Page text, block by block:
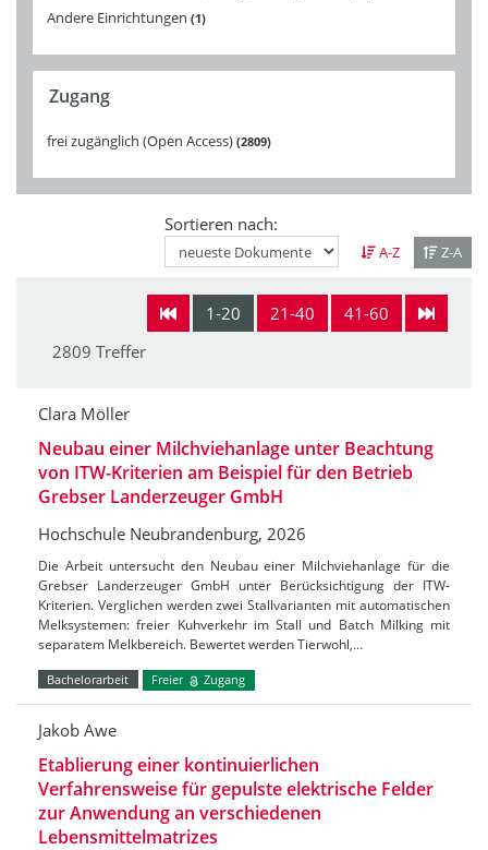
Andere Einrichtungen 1
Zugang
frei zugänglich (Open Access) 2809
Sortieren nach:
A-Z Z-A
1-20 21-40
41-60
2809 Treffer
Clara Möller
Neubau einer Milchviehanlage unter Beachtung
von ITW-Kriterien am Beispiel für den Betrieb
Grebser Landerzeuger GmbH
Hochschule Neubrandenburg, 2026
Die Arbeit untersucht den Neubau einer Milchviehanlage für die
Grebser Landerzeuger GmbH unter Berücksichtigung der ITW-
Kriterien. Verglichen werden zwei Stallvarianten mit automatischen
Melksystemen: freier Kuhverkehr im Stall und Batch Milking mit
separatem Melkbereich. Bewertet werden Tierwohl,…
Bachelorarbeit Freier Zugang
Jakob Awe
Etablierung einer kontinuierlichen
Verfahrensweise für gepulste elektrische Felder
zur Anwendung an verschiedenen
Lebensmittelmatrizes